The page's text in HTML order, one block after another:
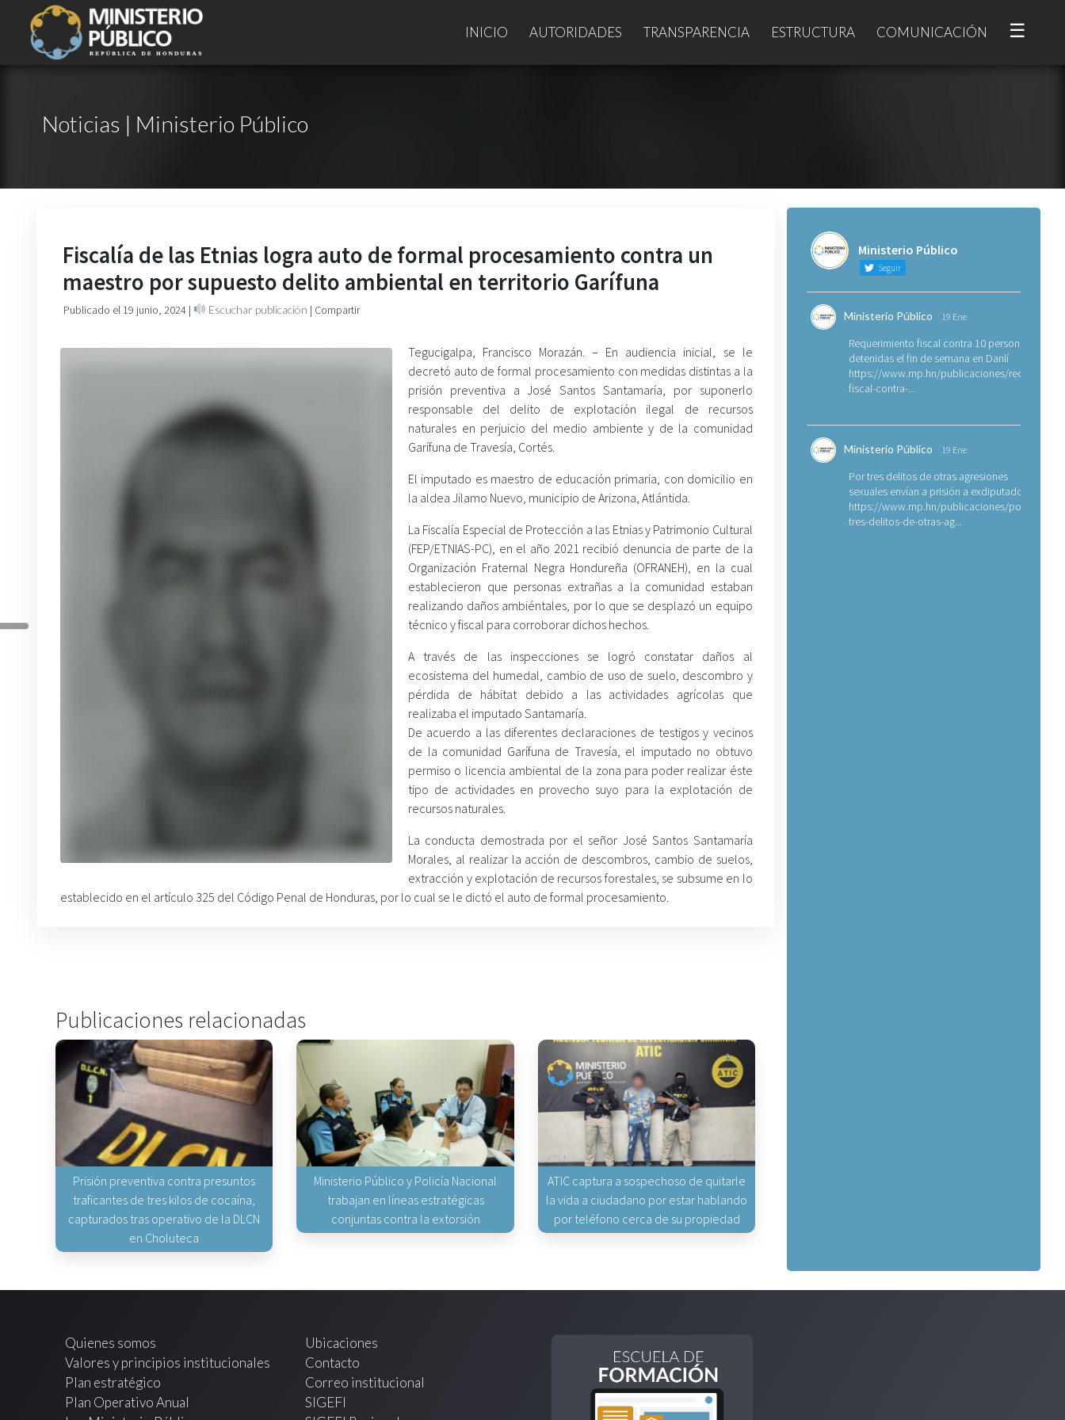
INICIO AUTORIDADES TRANSPARENCIA ESTRUCTURA COMUNICACIÓN ☰
Noticias | Ministerio Público
Fiscalía de las Etnias logra auto de formal procesamiento contra un
maestro por supuesto delito ambiental en territorio Garífuna
Publicado el 19 junio, 2024 | Escuchar publicación | Compartir
Tegucigalpa, Francisco Morazán. – En audiencia inicial, se le
decretó auto de formal procesamiento con medidas distintas a la
prisión preventiva a José Santos Santamaría, por suponerlo
responsable del delito de explotación ilegal de recursos
naturales en perjuicio del medio ambiente y de la comunidad
Garífuna de Travesía, Cortés.
El imputado es maestro de educación primaria, con domicilio en
la aldea Jilamo Nuevo, municipio de Arizona, Atlántida.
La Fiscalía Especial de Protección a las Etnias y Patrimonio Cultural
(FEP/ETNIAS-PC), en el año 2021 recibió denuncia de parte de la
Organización Fraternal Negra Hondureña (OFRANEH), en la cual
establecieron que personas extrañas a la comunidad estaban
realizando daños ambiéntales, por lo que se desplazó un equipo
técnico y fiscal para corroborar dichos hechos.
A través de las inspecciones se logró constatar daños al
ecosistema del humedal, cambio de uso de suelo, descombro y
pérdida de hábitat debido a las actividades agrícolas que
realizaba el imputado Santamaría.
De acuerdo a las diferentes declaraciones de testigos y vecinos
de la comunidad Garífuna de Travesía, el imputado no obtuvo
permiso o licencia ambiental de la zona para poder realizar éste
tipo de actividades en provecho suyo para la explotación de
recursos naturales.
La conducta demostrada por el señor José Santos Santamaría
Morales, al realizar la acción de descombros, cambio de suelos,
extracción y explotación de recursos forestales, se subsume en lo
establecido en el artículo 325 del Código Penal de Honduras, por lo cual se le dictó el auto de formal procesamiento.
Publicaciones relacionadas
Prisión preventiva contra presuntos
traficantes de tres kilos de cocaína,
capturados tras operativo de la DLCN
en Choluteca
Ministerio Público y Policía Nacional
trabajan en líneas estratégicas
conjuntas contra la extorsión
ATIC captura a sospechoso de quitarle
la vida a ciudadano por estar hablando
por teléfono cerca de su propiedad
Ministerio Público
Seguir
Ministerio Público 19 Ene
Requerimiento fiscal contra 10 personas
detenidas el fin de semana en Danlí
https://www.mp.hn/publicaciones/
fiscal-contra-...
Ministerio Público 19 Ene
Por tres delitos de otras agresiones
sexuales envían a prisión a exdiputado
https://www.mp.hn/publicaciones/por-
tres-delitos-de-otras-ag...
Quienes somos
Valores y principios institucionales
Plan estratégico
Plan Operativo Anual
Ubicaciones
Contacto
Correo institucional
SIGEFI